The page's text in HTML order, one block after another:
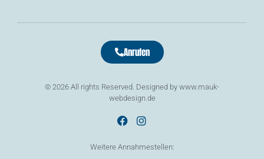
Anrufen
© 2026 All rights Reserved. Designed by www.mauk-
webdesign.de
F
e
I
t
Weitere Annahmestellen: